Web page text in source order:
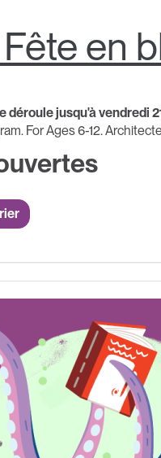
en
déroule jusqu'à vendredi
For Ages 6-12.